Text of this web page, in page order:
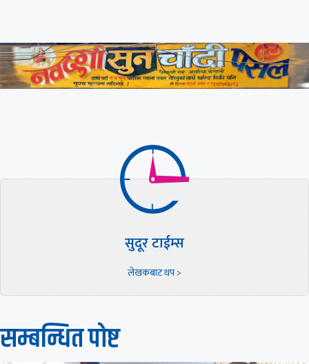
सुदूर टाईम्स
लेखकबाट थप >
सम्बन्धित पाेष्ट